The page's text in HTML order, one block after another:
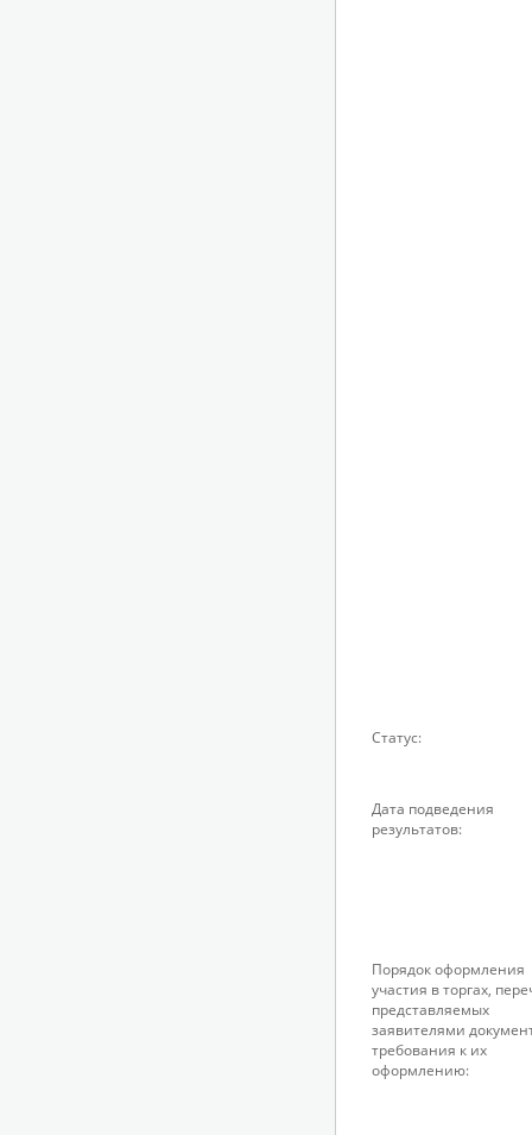
Статус:
Дата подведения
результатов:
Порядок оформления
участия в торгах,
представляемых
заявителями
требования к их
оформлению: